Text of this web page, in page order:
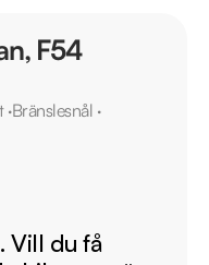
F54
·Bränslesnål ·
Vill du få